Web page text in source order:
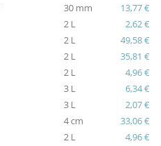
30 mm
13,77 €
2 L
2,62 €
2 L
49,58 €
2 L
35,81 €
2 L
4,96 €
3 L
6,34 €
3 L
2,07 €
4 cm
33,06 €
2 L 4,96 €